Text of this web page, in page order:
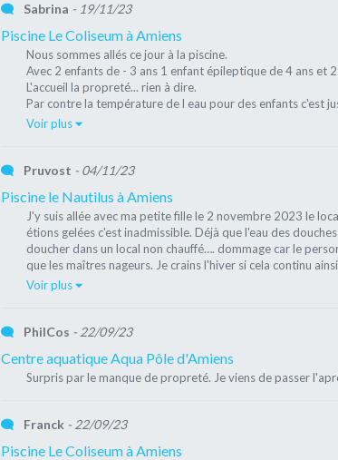
Sabrina - 19/11/23
Piscine Le Coliseum à Amiens
Nous sommes allés ce jour à la piscine.
Avec 2 enfants de - 3 ans 1 enfant épileptique de 4 ans et
L'accueil la propreté... rien à dire.
Par contre la température de l eau pour des enfants c'est
Voir plus
Pruvost - 04/11/23
Piscine le Nautilus à Amiens
J'y suis allée avec ma petite fille le 2 novembre 2023 le
étions gelées c'est inadmissible. Déjà que l'eau des
doucher dans un local non chauffé…. dommage car le
que les maîtres nageurs. Je crains l'hiver si cela continu
Voir plus
PhilCos - 22/09/23
Centre aquatique Aqua Pôle d'Amiens
Surpris par le manque de propreté. Je viens de passer
Franck - 22/09/23
Piscine Le Coliseum à Amiens